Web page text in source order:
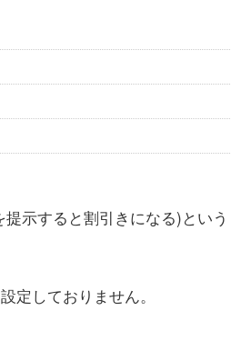
示すると割引きになる)という
定しておりません。